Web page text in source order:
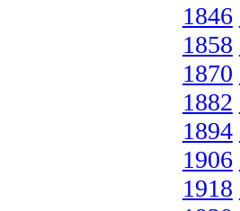
1846
1858
1870
1882
1894
1906
1918